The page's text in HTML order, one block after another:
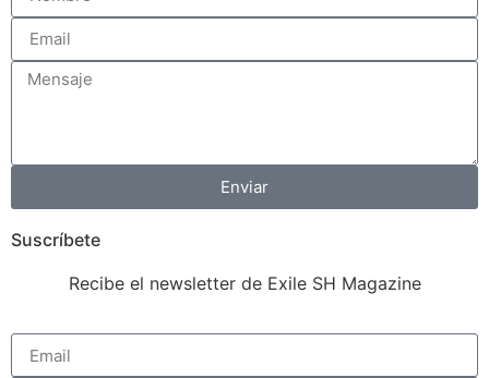
Enviar
Suscríbete
Recibe el newsletter de Exile SH Magazine